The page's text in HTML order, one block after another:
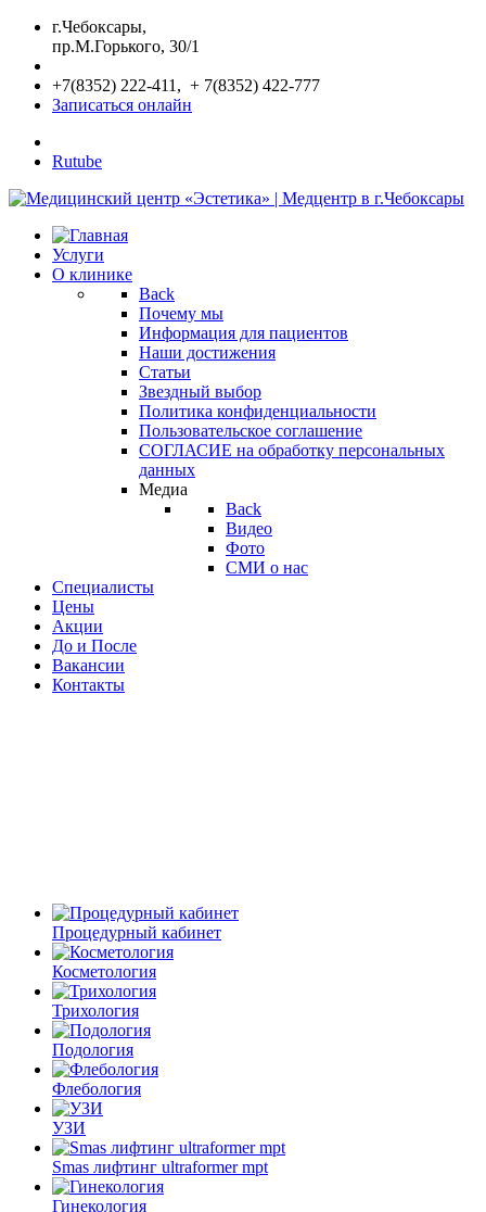
г.Чебоксары,
пр.М.Горького, 30/1
+7(8352) 222-411, + 7(8352) 422-777
Записаться онлайн
Rutube
Услуги
О клинике
Back
Почему мы
Информация для пациентов
Наши достижения
Статьи
Звездный выбор
Политика конфиденциальности
Пользовательское соглашение
СОГЛАСИЕ на обработку персональных
данных
Медиа
Back
Видео
Фото
СМИ о нас
Специалисты
Цены
Акции
До и После
Вакансии
Контакты
Процедурный кабинет
Косметология
Трихология
Подология
Флебология
УЗИ
Smas лифтинг ultraformer mpt
Гинекология